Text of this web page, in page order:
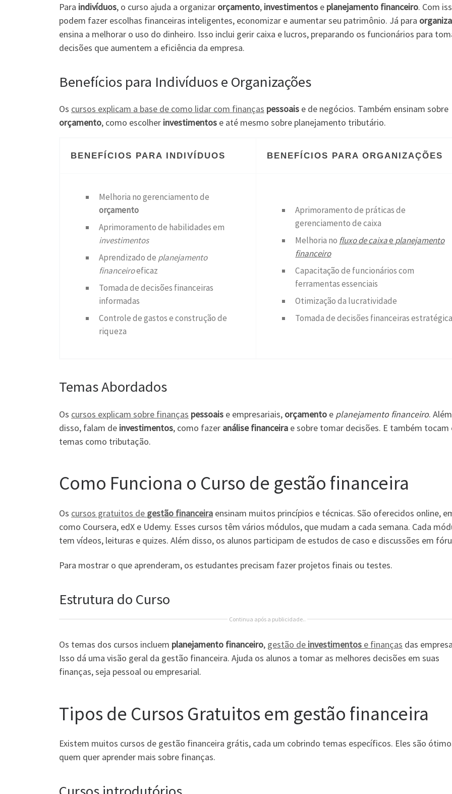
Para indivíduos, o curso ajuda a organizar orçamento, investimentos e planejamento financeiro. Com
podem fazer escolhas financeiras inteligentes, economizar e aumentar seu patrimônio. Já para
ensina a melhorar o uso do dinheiro. Isso inclui gerir caixa e lucros, preparando os funcionários para
decisões que aumentem a eficiência da empresa.
Benefícios para Indivíduos e Organizações
Os cursos explicam a base de como lidar com finanças pessoais e de negócios. Também ensinam sobre
orçamento, como escolher investimentos e até mesmo sobre planejamento tributário.
BENEFÍCIOS PARA INDIVÍDUOS BENEFÍCIOS PARA ORGANIZAÇÕES
Melhoria no gerenciamento de
orçamento
Aprimoramento de habilidades em
investimentos
Aprendizado de planejamento
financeiroeficaz
Tomada de decisões financeiras
informadas
Controle de gastos e construção de
riqueza
Aprimoramento de práticas de
gerenciamento de caixa
Melhoria no fluxo de caixae planejamento
financeiro
Capacitação de funcionários com
ferramentas essenciais
Otimização da lucratividade
Tomada de decisões financeiras
Temas Abordados
Os cursos explicam sobre finanças pessoais e empresariais, orçamento e planejamento financeiro. Além
disso, falam de investimentos, como fazer análise financeira e sobre tomar decisões. E também tocam
temas como tributação.
Como Funciona o Curso de gestão financeira
Os cursos gratuitos de gestão financeira ensinam muitos princípios e técnicas. São oferecidos online,
como Coursera, edX e Udemy. Esses cursos têm vários módulos, que mudam a cada semana. Cada
tem vídeos, leituras e quizes. Além disso, os alunos participam de estudos de caso e discussões em
Para mostrar o que aprenderam, os estudantes precisam fazer projetos finais ou testes.
Estrutura do Curso
Continua após a publicidade..
Os temas dos cursos incluem planejamento financeiro, gestão de investimentos e finanças das
Isso dá uma visão geral da gestão financeira. Ajuda os alunos a tomar as melhores decisões em suas
finanças, seja pessoal ou empresarial.
Tipos de Cursos Gratuitos em gestão financeira
Existem muitos cursos de gestão financeira grátis, cada um cobrindo temas específicos. Eles são
quem quer aprender mais sobre finanças.